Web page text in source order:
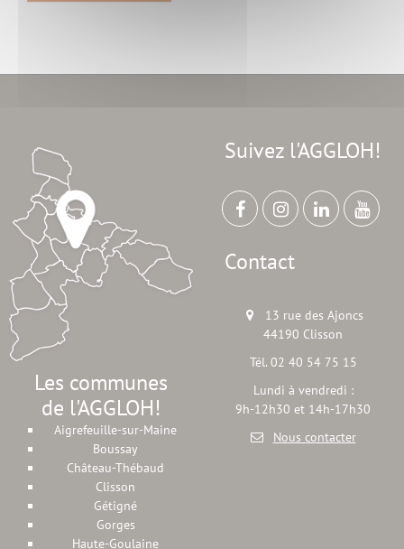
Les communes
de l'AGGLOH!
Aigrefeuille-sur-Maine
Boussay
Château-Thébaud
Clisson
Gétigné
Gorges
Haute-Goulaine
Suivez l'AGGLOH!
Contact
13 rue des Ajoncs
44190 Clisson
Tél. 02 40 54 75 15
Lundi à vendredi :
9h-12h30 et 14h-17h30
Nous contacter